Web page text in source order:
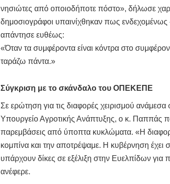
νησιώτες από οποιοδήποτε πόστο», δήλωσε
δημοσιογράφοι υπαινίχθηκαν πως ενδεχομένως
απάντησε ευθέως:
«Όταν τα συμφέροντα είναι κόντρα στο
ταράζω πάντα.»
Σύγκριση με το σκάνδαλο του ΟΠΕΚΕΠΕ
Σε ερώτηση για τις διαφορές χειρισμού
Υπουργείο Αγροτικής Ανάπτυξης, ο κ. Παππάς
παρεμβάσεις από ύποπτα κυκλώματα. «Η διαφορά
κομπίνα και την αποτρέψαμε. Η κυβέρνηση έχει
υπάρχουν δίκες σε εξέλιξη στην Ευελπίδων για
ανέφερε.